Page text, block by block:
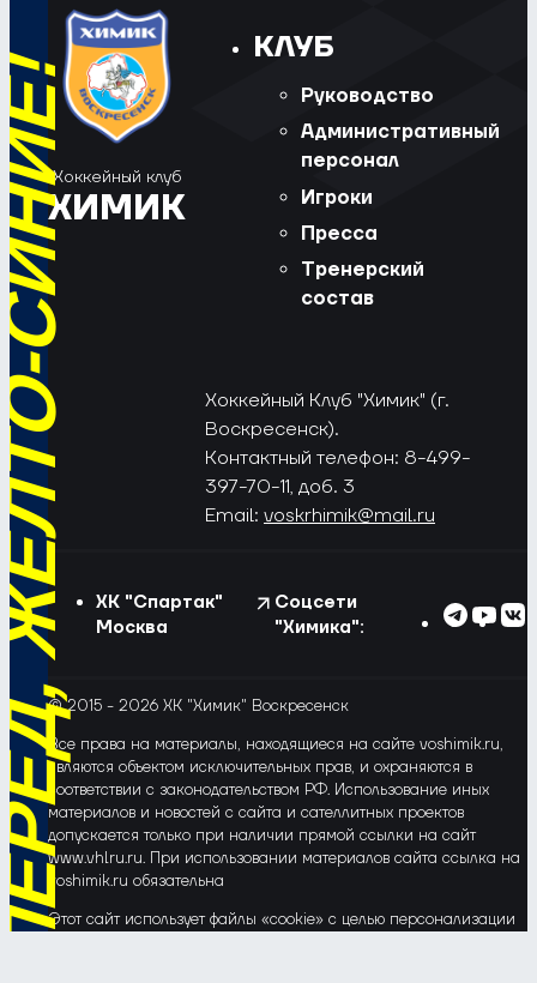
СИНИЕ!
Хоккейный клуб
ХИМИК
КЛУБ
Руководство
Административный
персонал
Игроки
Пресса
Тренерский
состав
Хоккейный Клуб "Химик" (г.
Воскресенск).
Контактный телефон: 8-499-
397-70-11, доб. 3
Email: voskrhimik@mail.ru
ХК "Спартак"
Москва
Соцсети
"Химика":
© 2015 - 2026 ХК "Химик" Воскресенск
Все права на материалы, находящиеся на сайте voshimik.ru,
являются объектом исключительных прав, и охраняются в
соответствии с законодательством РФ. Использование иных
материалов и новостей с сайта и сателлитных проектов
допускается только при наличии прямой ссылки на сайт
www.vhlru.ru. При использовании материалов сайта ссылка на
voshimik.ru обязательна
Этот сайт использует файлы «cookie» с целью персонализации